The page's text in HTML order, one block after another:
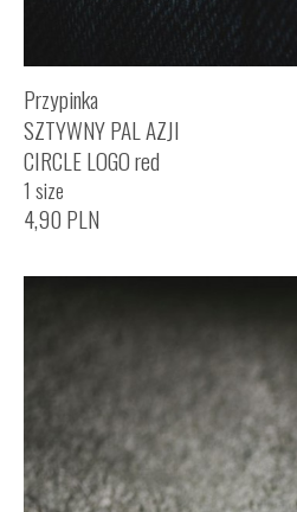
Przypinka
SZTYWNY PAL AZJI
CIRCLE LOGO red
1 size
4,90 PLN